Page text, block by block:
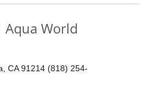
Aqua World
CA 91214 (818) 254-